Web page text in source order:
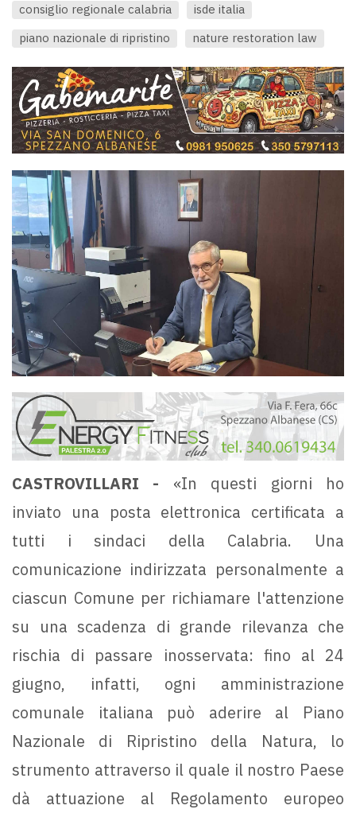
consiglio regionale calabria
isde italia
piano nazionale di ripristino
nature restoration law
CASTROVILLARI - «In questi giorni ho
inviato una posta elettronica certificata a
tutti i sindaci della Calabria. Una
comunicazione indirizzata personalmente a
ciascun Comune per richiamare l'attenzione
su una scadenza di grande rilevanza che
rischia di passare inosservata: fino al 24
giugno, infatti, ogni amministrazione
comunale italiana può aderire al Piano
Nazionale di Ripristino della Natura, lo
strumento attraverso il quale il nostro Paese
dà attuazione al Regolamento europeo